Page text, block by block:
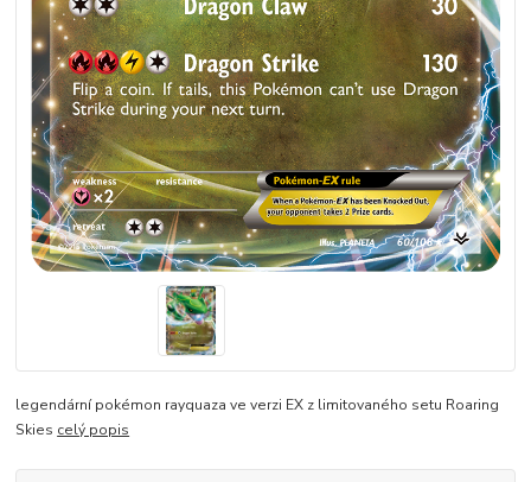
legendární pokémon rayquaza ve verzi EX z limitovaného setu Roaring
Skies celý popis